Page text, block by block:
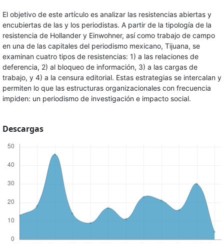
El objetivo de este artículo es analizar las resistencias abiertas y
encubiertas de las y los periodistas. A partir de la tipología de la
resistencia de Hollander y Einwohner, así como trabajo de campo
en una de las capitales del periodismo mexicano, Tijuana, se
examinan cuatro tipos de resistencias: 1) a las relaciones de
deferencia, 2) al bloqueo de información, 3) a las cargas de
trabajo, y 4) a la censura editorial. Estas estrategias se intercalan y
permiten lo que las estructuras organizacionales con frecuencia
impiden: un periodismo de investigación e impacto social.
Descargas